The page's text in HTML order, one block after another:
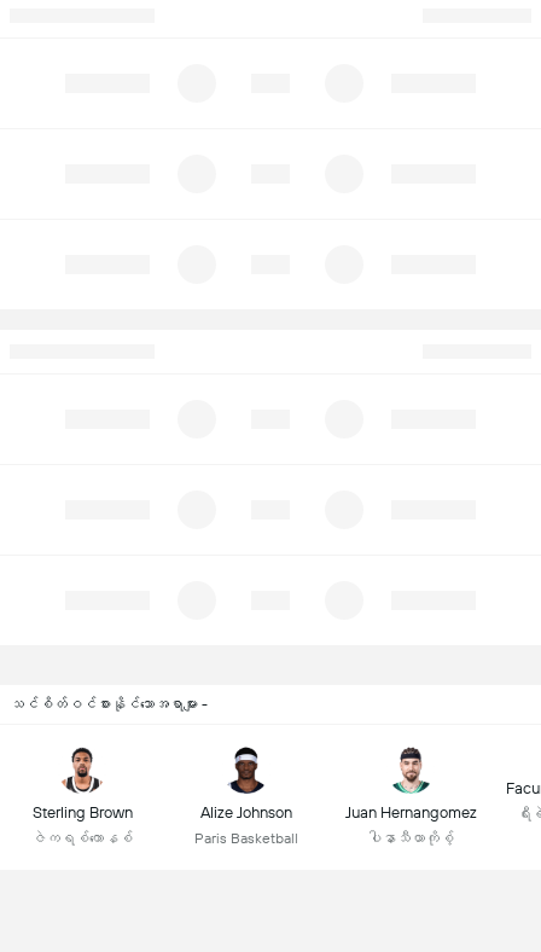
သင်စိတ်ဝင်စားနိုင်သောအရာများ -
Sterling Brown
ဇဲကရစ်ကောနစ်
Alize Johnson
Paris Basketball
Juan Hernangomez
ပါနာသီယာကိုစ့်
ရီ